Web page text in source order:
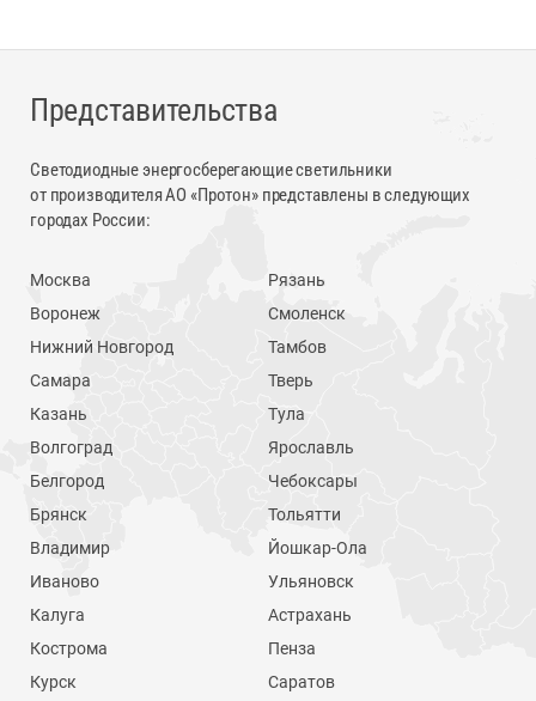
Представительства
Светодиодные энергосберегающие светильники
от производителя АО «Протон» представлены в следующих
городах России:
Москва
Воронеж
Нижний Новгород
Самара
Казань
Волгоград
Белгород
Брянск
Владимир
Иваново
Калуга
Кострома
Курск
Рязань
Смоленск
Тамбов
Тверь
Тула
Ярославль
Чебоксары
Тольятти
Йошкар-Ола
Ульяновск
Астрахань
Пенза
Саратов